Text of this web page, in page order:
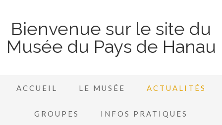
Bienvenue sur le site du
Musée du Pays de Hanau
ACCUEIL LE MUSÉE ACTUALITÉS
GROUPES INFOS PRATIQUES